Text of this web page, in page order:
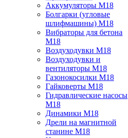
Аккумуляторы M18
Болгарки (угловые
шлифмашины) M18
Вибраторы для бетона
M18
Воздуходувки M18
Воздуходувки и
вентиляторы M18
Газонокосилки M18
Гайковерты M18
Гидравлические насосы
M18
Динамики M18
Дрели на магнитной
станине M18